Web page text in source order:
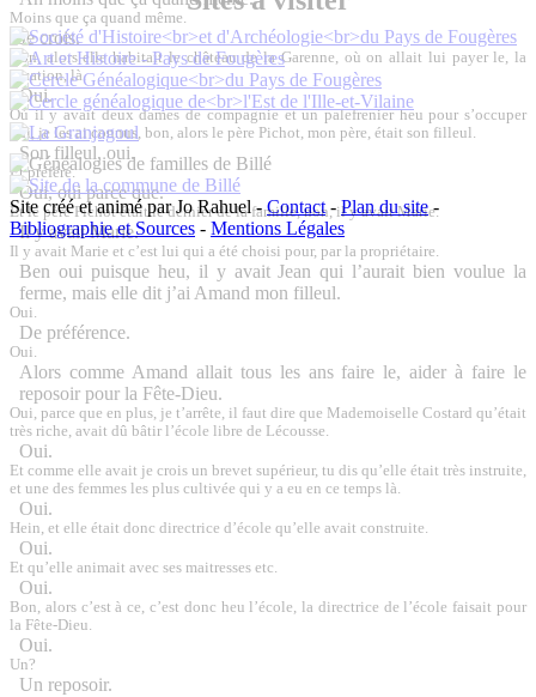
Moins que ça quand même.
Je crois.
Bon, alors elle habitait le château de la Garenne, où on allait lui payer le, la
location, là.
Oui.
Où il y avait deux dames de compagnie et un palefrenier heu pour s’occuper
oui, je les ai connus, bon, alors le père Pichot, mon père, était son filleul.
Son filleul, oui.
Et préféré.
Oui, oui parce que.
Et le père Pichot était le dernier de la famille, non, il y avait Marie.
Il y avait Marie.
Il y avait Marie et c’est lui qui a été choisi pour, par la propriétaire.
Ben oui puisque heu, il y avait Jean qui l’aurait bien voulue la
ferme, mais elle dit j’ai Amand mon filleul.
Oui.
De préférence.
Oui.
Alors comme Amand allait tous les ans faire le, aider à faire le
reposoir pour la Fête-Dieu.
Oui, parce que en plus, je t’arrête, il faut dire que Mademoiselle Costard qu’était
très riche, avait dû bâtir l’école libre de Lécousse.
Oui.
Et comme elle avait je crois un brevet supérieur, tu dis qu’elle était très instruite,
et une des femmes les plus cultivée qui y a eu en ce temps là.
Oui.
Hein, et elle était donc directrice d’école qu’elle avait construite.
Oui.
Et qu’elle animait avec ses maitresses etc.
Oui.
Bon, alors c’est à ce, c’est donc heu l’école, la directrice de l’école faisait pour
la Fête-Dieu.
Oui.
Un?
Un reposoir.
Site créé et animé par Jo Rahuel -Contact-Plan du site-
Bibliographie et Sources - Mentions Légales